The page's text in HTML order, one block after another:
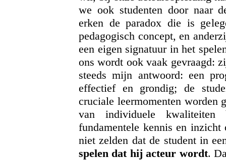
we ook studenten door naar
erken de paradox die is
pedagogisch concept, en
een eigen signatuur in het
ons wordt ook vaak gevraagd:
steeds mijn antwoord: een
effectief en grondig; de
cruciale leermomenten worden
van individuele
fundamentele kennis en inzicht
niet zelden dat de student in
spelen dat hij acteur wordt.